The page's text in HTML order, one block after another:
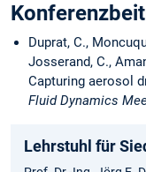
Duprat, C.,
Josserand, C.,
Capturing aerosol
Fluid Dynamics
Lehrstuhl für